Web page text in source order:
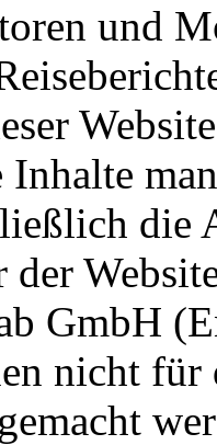
und
die
GmbH
nicht